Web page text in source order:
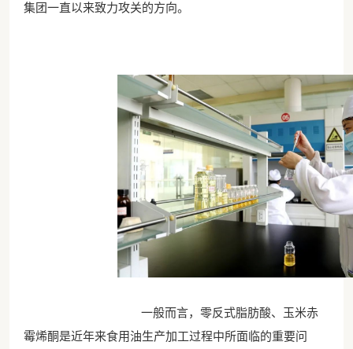
集团一直以来致力攻关的方向。
一般而言，零反式脂肪酸、玉米赤
霉烯酮是近年来食用油生产加工过程中所面临的重要问